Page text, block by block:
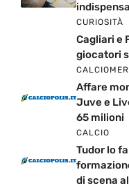
CURIOSITÀ
Cagliari e
giocatori
Affare
Juve e
65 milioni
CALCIO
Tudor lo
di scena